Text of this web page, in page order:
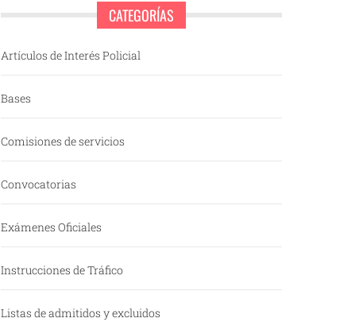
CATEGORÍAS
Artículos de Interés Policial
Bases
Comisiones de servicios
Convocatorias
Exámenes Oficiales
Instrucciones de Tráfico
Listas de admitidos y excluidos